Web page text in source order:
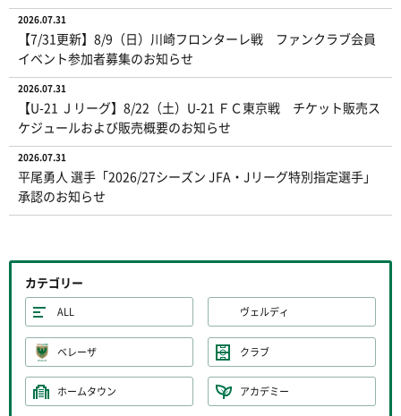
2026.07.31
【7/31更新】8/9（日）川崎フロンターレ戦 ファンクラブ会員
イベント参加者募集のお知らせ
2026.07.31
【U-21 Ｊリーグ】8/22（土）U-21 ＦＣ東京戦 チケット販売ス
ケジュールおよび販売概要のお知らせ
2026.07.31
平尾勇人 選手「2026/27シーズン JFA・Jリーグ特別指定選手」
承認のお知らせ
カテゴリー
ALL ヴェルディ
ベレーザ クラブ
ホームタウン アカデミー